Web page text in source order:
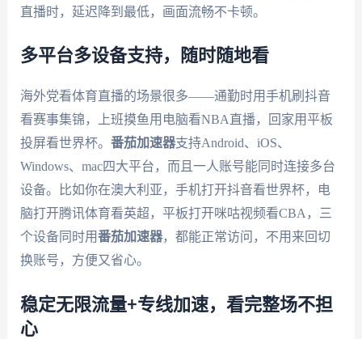
直播时，延迟降到最低，画面流畅不卡顿。
多平台多设备支持，随时随地看
海外党看体育直播的场景很多——通勤时用手机刷抖音
看赛事集锦，上班摸鱼用电脑看NBA直播，回家用平板
投屏看世界杯。 番茄加速器支持Android、iOS、
Windows、mac四大平台，而且一人账号能同时连接多台
设备。比如你在澳大利亚，手机打开抖音看世界杯，电
脑打开腾讯体育看英超，平板打开咪咕视频看CBA，三
个设备同时用番茄加速器，都能正常访问，不用来回切
换账号，方便又省心。
稳定无限流量+专线加速，看完整场不担
心